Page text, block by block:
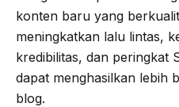
konten baru yang
meningkatkan lalu lintas,
kredibilitas, dan peringkat
dapat menghasilkan lebih
blog.